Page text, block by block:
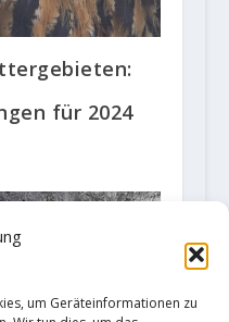
um Geräteinformationen zu
für 2024